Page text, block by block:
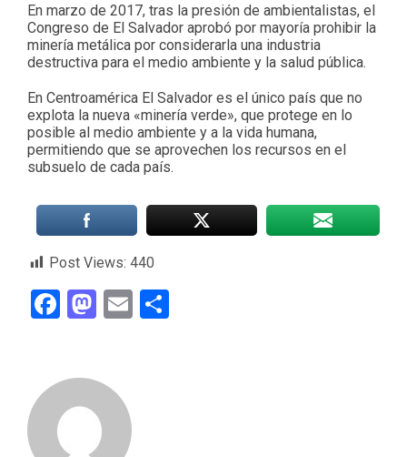
En marzo de 2017, tras la presión de ambientalistas, el
Congreso de El Salvador aprobó por mayoría prohibir la
minería metálica por considerarla una industria
destructiva para el medio ambiente y la salud pública.
En Centroamérica El Salvador es el único país que no
explota la nueva «minería verde», que protege en lo
posible al medio ambiente y a la vida humana,
permitiendo que se aprovechen los recursos en el
subsuelo de cada país.
Post Views: 440
Facebook
Mastodon
Email